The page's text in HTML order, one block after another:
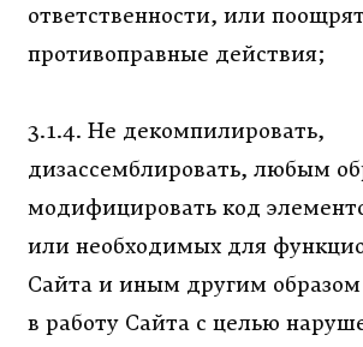
ответственности, или
противоправные действия;
3.1.4. Не декомпилировать,
дизассемблировать, любым
модифицировать код
или необходимых для
Сайта и иным другим
в работу Сайта с целью